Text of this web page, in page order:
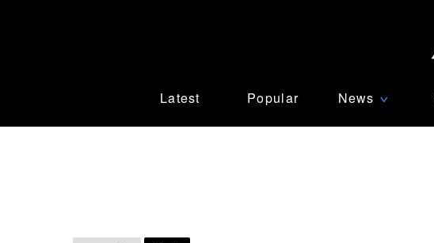
Latest Popular News ∨